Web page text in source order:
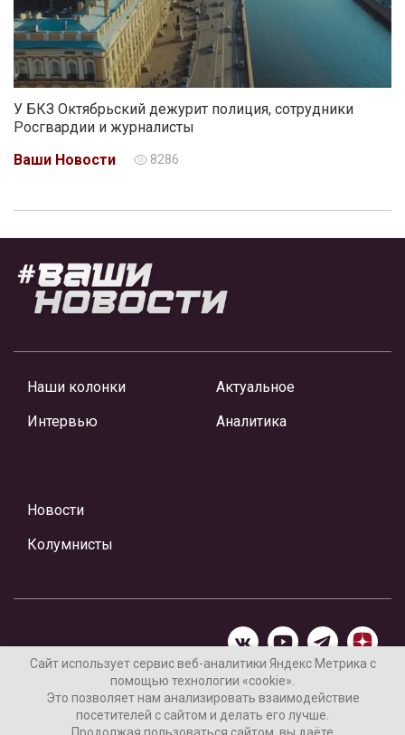
У БКЗ Октябрьский дежурит полиция, сотрудники
Росгвардии и журналисты
Ваши Новости
8286
Наши колонки
Интервью
Актуальное
Аналитика
Новости
Колумнисты
Материалы предоставлены редакцией Интернет-газеты
«Ваши новости»
Сайт использует сервис веб-аналитики Яндекс Метрика с
помощью технологии «cookie».
Это позволяет нам анализировать взаимодействие
посетителей с сайтом и делать его лучше.